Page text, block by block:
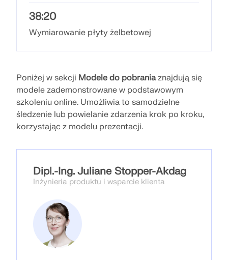
Dokumentacja API
Zastosowania
Obiekty modelu
Abonamenty i ceny
Przykłady
MES dla połączeń stalowych
Projektuj i analizuj połączenia stalowe za pomocą
zintegrowane z RFEM 6 dla szybszych,
dokładniejszych przepływów pracy w inżynierii
konstrukcyjnej.
38:20
Wymiarowanie płyty żelbetowej
Poniżej w sekcji Modele do pobraniaznajdują się
modele zademonstrowane w podstawowym
szkoleniu online. Umożliwia to samodzielne
śledzenie lub powielanie zdarzenia krok po kroku,
korzystając z modelu prezentacji.
Dipl.-Ing. Juliane Stopper-Akdag
Inżynieria produktu i wsparcie klienta